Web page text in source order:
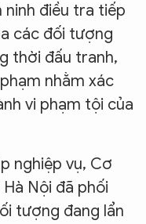
ninh điều tra tiếp
các đối tượng
thời đấu tranh,
nhằm xác
vi phạm tội của
nghiệp vụ, Cơ
Nội đã phối
tượng đang lẩn